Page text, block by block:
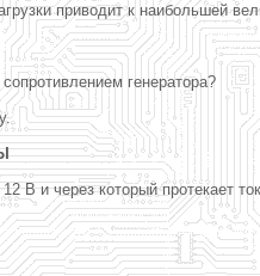
приводит к наибольшей
генератора?
В и через который протекает